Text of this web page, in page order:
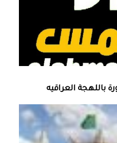
باللهجة العراقيه